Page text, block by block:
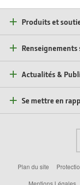
Produits et
Actualités &
Se mettre en
Plan du site
Mentions Légales